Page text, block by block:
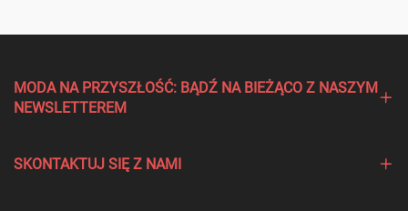
MODA NA PRZYSZŁOŚĆ: BĄDŹ NA BIEŻĄCO Z NASZYM
NEWSLETTEREM
SKONTAKTUJ SIĘ Z NAMI